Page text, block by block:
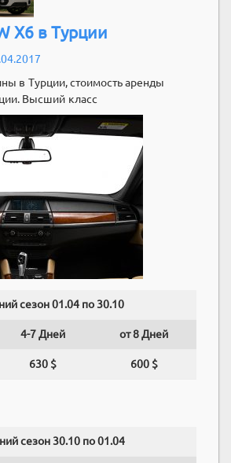
X6 в Турции
в Турции, стоимость аренды
Высший класс
сезон 01.04 по 30.10
4-7 Дней от 8 Дней
630 $ 600 $
сезон 30.10 по 01.04